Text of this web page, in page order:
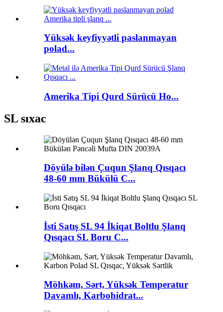
Yüksək keyfiyyətli paslanmayan
polad...
Amerika Tipi Qurd Sürücü Ho...
SL sıxac
Döyülə bilən Çuqun Şlanq Qısqacı
48-60 mm Bükülü C...
İsti Satış SL 94 İkiqat Boltlu Şlanq
Qısqacı SL Boru C...
Möhkəm, Sərt, Yüksək Temperatur
Davamlı, Karbohidrat...